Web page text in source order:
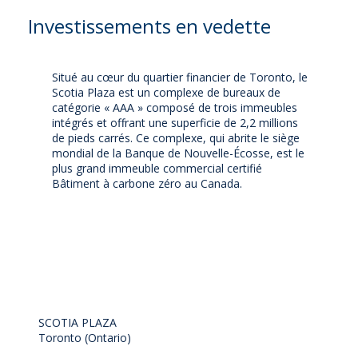
Investissements en vedette
Situé au cœur du quartier financier de Toronto, le
Scotia Plaza est un complexe de bureaux de
catégorie « AAA » composé de trois immeubles
intégrés et offrant une superficie de 2,2 millions
de pieds carrés. Ce complexe, qui abrite le siège
mondial de la Banque de Nouvelle-Écosse, est le
plus grand immeuble commercial certifié
Bâtiment à carbone zéro au Canada.
SCOTIA PLAZA
Toronto (Ontario)